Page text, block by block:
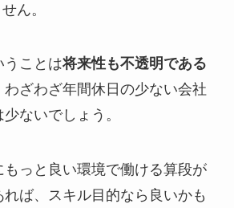
ん。
うことは将来性も不透明である
わざわざ年間休日の少ない会社
ないでしょう。
もっと良い環境で働ける算段が
ば、スキル目的なら良いかも